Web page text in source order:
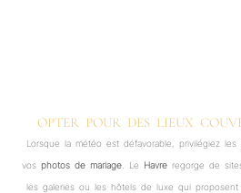
OPTER POUR DES LIEUX
Lorsque la météo est défavorable, privilégiez les
vos photos de mariage. Le Havreregorge de
les galeries ou les hôtels de luxe qui